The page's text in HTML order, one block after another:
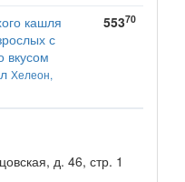
кашля
с
вкусом
Хелеон,
55370
д. 46, стр. 1